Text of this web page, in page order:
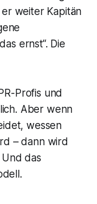
weiter Kapitän
ernst“. Die
Profis und
Aber wenn
wessen
– dann wird
das